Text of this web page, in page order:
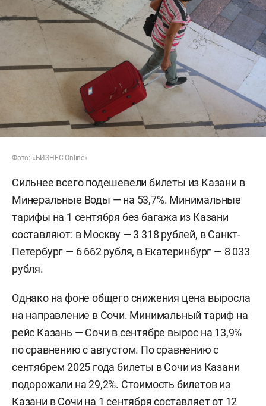
Фото: «БИЗНЕС Online»
Сильнее всего подешевели билеты из Казани в
Минеральные Воды — на 53,7%. Минимальные
тарифы на 1 сентября без багажа из Казани
составляют: в Москву — 3 318 рублей, в Санкт-
Петербург — 6 662 рубля, в Екатеринбург — 8 033
рубля.
Однако на фоне общего снижения цена выросла
на направление в Сочи. Минимальный тариф на
рейс Казань — Сочи в сентябре вырос на 13,9%
по сравнению с августом. По сравнению с
сентябрем 2025 года билеты в Сочи из Казани
подорожали на 29,2%. Стоимость билетов из
Казани в Сочи на 1 сентября составляет от 12